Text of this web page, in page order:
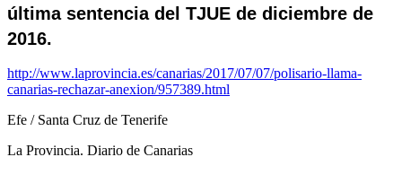
última sentencia del TJUE de diciembre de
2016.
http://www.laprovincia.es/canarias/2017/07/07/polisario-llama-
canarias-rechazar-anexion/957389.html
Efe / Santa Cruz de Tenerife
La Provincia. Diario de Canarias